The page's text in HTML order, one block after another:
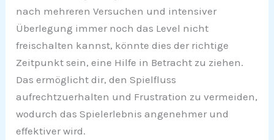
nach mehreren Versuchen und intensiver
Überlegung immer noch das Level nicht
freischalten kannst, könnte dies der richtige
Zeitpunkt sein, eine Hilfe in Betracht zu ziehen.
Das ermöglicht dir, den Spielfluss
aufrechtzuerhalten und Frustration zu vermeiden,
wodurch das Spielerlebnis angenehmer und
effektiver wird.